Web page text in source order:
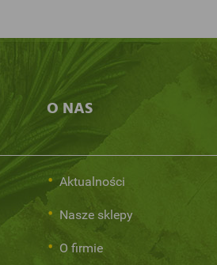
O NAS
Aktualności
Nasze sklepy
O firmie